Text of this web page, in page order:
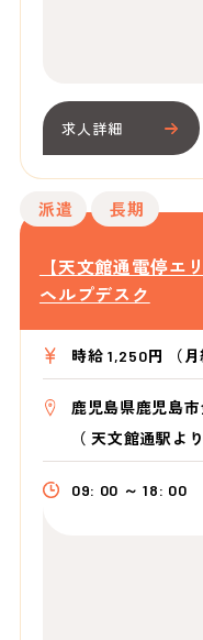
求人詳細
派遣 長期
【天文館通電停エ
ヘルプデスク
時給 1,250円 （
鹿児島県鹿児島
（ 天文館通駅よ
09: 00 ～ 18: 00